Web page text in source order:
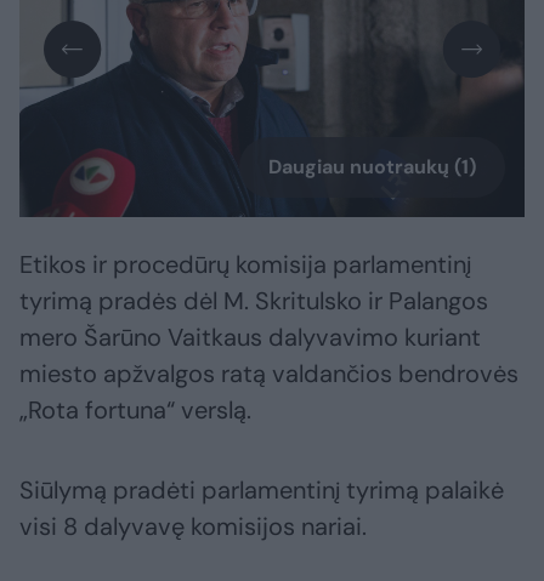
Daugiau nuotraukų (1)
Etikos ir procedūrų komisija parlamentinį
tyrimą pradės dėl M. Skritulsko ir Palangos
mero Šarūno Vaitkaus dalyvavimo kuriant
miesto apžvalgos ratą valdančios bendrovės
„Rota fortuna“ verslą.
Siūlymą pradėti parlamentinį tyrimą palaikė
visi 8 dalyvavę komisijos nariai.